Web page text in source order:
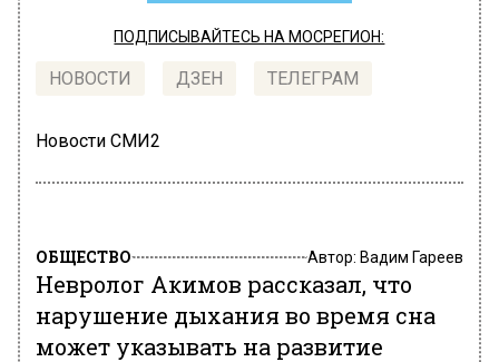
ПОДПИСЫВАЙТЕСЬ НА МОСРЕГИОН:
НОВОСТИ ДЗЕН ТЕЛЕГРАМ
Новости СМИ2
ОБЩЕСТВО Автор: Вадим Гареев
Невролог Акимов рассказал, что
нарушение дыхания во время сна
может указывать на развитие